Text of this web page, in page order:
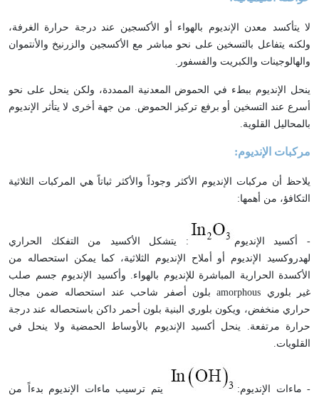
لا يتأكسد معدن الإنديوم بالهواء أو الأكسجين عند درجة حرارة الغرفة،
ولكنه يتفاعل بالتسخين على نحو مباشر مع الأكسجين والزرنيخ والأنتموان
والهالوجينات والكبريت والفسفور.
ينحل الإنديوم ببطء في الحموض المعدنية الممددة، ولكن ينحل على نحو
أسرع عند التسخين أو برفع تركيز الحموض. من جهة أخرى لا يتأثر الإنديوم
بالمحاليل القلوية.
مركبات الإنديوم:
يلاحظ أن مركبات الإنديوم الأكثر وجوداً والأكثر ثباتاً هي المركبات الثلاثية
التكافؤ، من أهمها:
- أكسيد الإنديوم
: يتشكل الأكسيد من التفكك الحراري
لهدروكسيد الإنديوم أو أملاح الإنديوم الثلاثية، كما يمكن استحصاله من
الأكسدة الحرارية المباشرة للإنديوم بالهواء. وأكسيد الإنديوم جسم صلب
غير بلوري amorphousبلون أصفر شاحب عند استحصاله ضمن مجال
حراري منخفض، ويكون بلوري البنية بلون أحمر داكن باستحصاله عند درجة
حرارة مرتفعة. ينحل أكسيد الإنديوم بالأوساط الحمضية ولا ينحل في
القلويات.
- ماءات الإنديوم:
يتم ترسيب ماءات الإنديوم بدءاً من